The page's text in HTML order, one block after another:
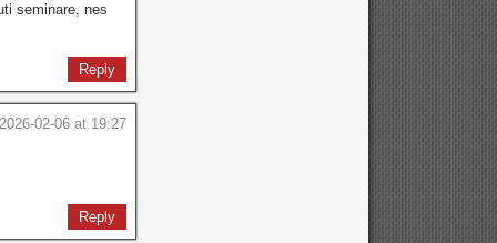
seminare, nes
Reply
2026-02-06 at 19:27
Reply